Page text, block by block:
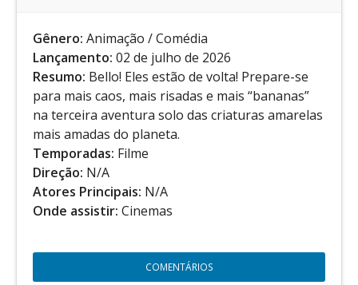
Gênero: Animação / Comédia
Lançamento: 02 de julho de 2026
Resumo: Bello! Eles estão de volta! Prepare-se
para mais caos, mais risadas e mais “bananas”
na terceira aventura solo das criaturas amarelas
mais amadas do planeta.
Temporadas: Filme
Direção: N/A
Atores Principais: N/A
Onde assistir: Cinemas
COMENTÁRIOS